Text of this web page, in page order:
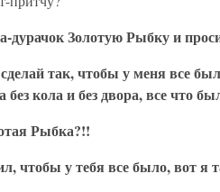
Золотую Рыбку и
так, чтобы у меня все
кола и без двора, все что
Рыбка?!!
чтобы у тебя все было, вот я